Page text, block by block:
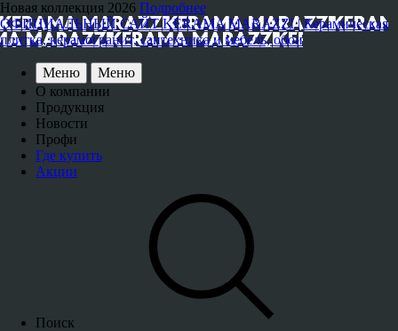
Новая коллекция 2026 Подробнее
ОФИЦИАЛЬНЫЙ САЙТ KERAMA MARAZZI | Керамическая
плитка, керамогранит, сантехника и мебель, обои
Меню
Меню
О компании
Продукция
Новости
Профи
Где купить
Акции
Поиск